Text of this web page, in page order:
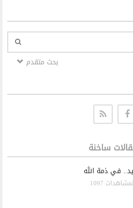
بحث متقدم
ساخنة
في ذمة الله
1097